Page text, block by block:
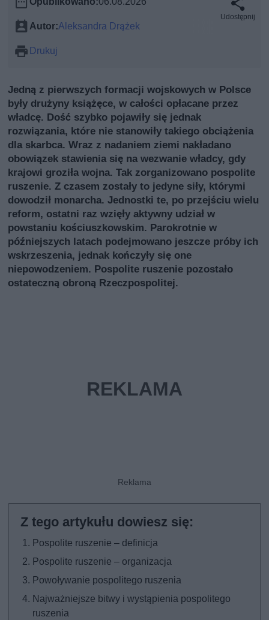
Autor:Aleksandra Drążek
Drukuj
Udostępnij
Jedną z pierwszych formacji wojskowych w Polsce
były drużyny książęce, w całości opłacane przez
władcę. Dość szybko pojawiły się jednak
rozwiązania, które nie stanowiły takiego obciążenia
dla skarbca. Wraz z nadaniem ziemi nakładano
obowiązek stawienia się na wezwanie władcy, gdy
krajowi groziła wojna. Tak zorganizowano pospolite
ruszenie. Z czasem zostały to jedyne siły, którymi
dowodził monarcha. Jednostki te, po przejściu wielu
reform, ostatni raz wzięły aktywny udział w
powstaniu kościuszkowskim. Parokrotnie w
późniejszych latach podejmowano jeszcze próby ich
wskrzeszenia, jednak kończyły się one
niepowodzeniem. Pospolite ruszenie pozostało
ostateczną obroną Rzeczpospolitej.
Pospolite ruszenie – definicja
Pospolite ruszenie – organizacja
Powoływanie pospolitego ruszenia
Najważniejsze bitwy i wystąpienia pospolitego
ruszenia